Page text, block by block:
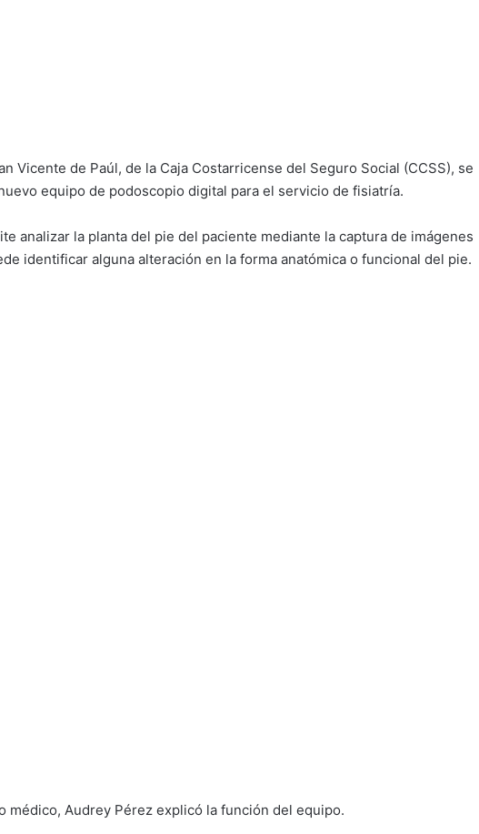
Vicente de Paúl, de la Caja Costarricense del Seguro Social (CCSS), se
equipo de podoscopio digital para el servicio de fisiatría.
analizar la planta del pie del paciente mediante la captura de imágenes
identificar alguna alteración en la forma anatómica o funcional del pie.
médico, Audrey Pérez explicó la función del equipo.